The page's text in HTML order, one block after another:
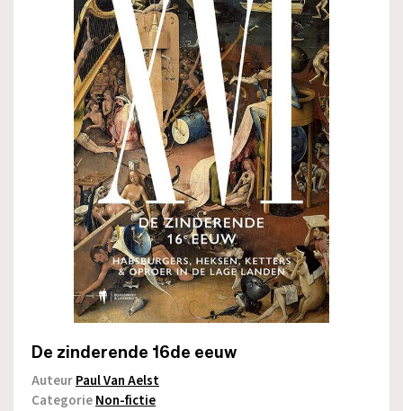
De zinderende 16de eeuw
AuteurPaul Van Aelst
CategorieNon-fictie